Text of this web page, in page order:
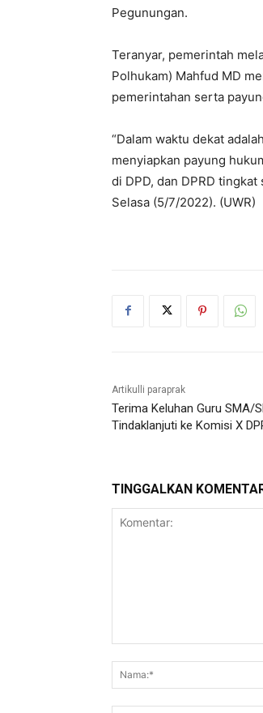
Pegunungan.
Teranyar, pemerintah
Polhukam) Mahfud MD
pemerintahan serta
“Dalam waktu dekat
menyiapkan payung
di DPD, dan DPRD
Selasa (5/7/2022). (UWR)
Artikulli paraprak
Terima Keluhan Guru SMA/
Tindaklanjuti ke Komisi X
TINGGALKAN